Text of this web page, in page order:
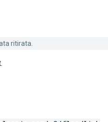
ritirata.